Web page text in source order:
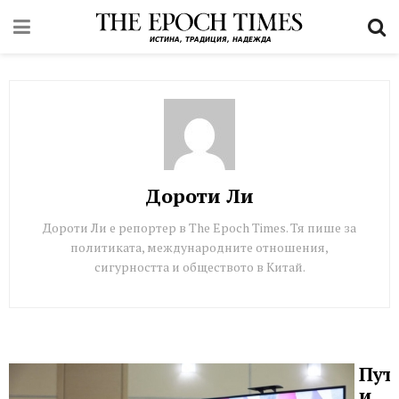
Дороти Ли
Дороти Ли е репортер в The Epoch Times. Тя пише за
политиката, международните отношения,
сигурността и обществото в Китай.